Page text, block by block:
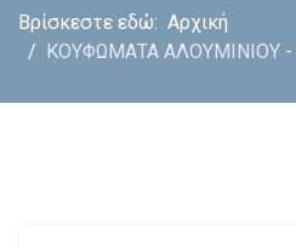
Βρίσκεστε εδώ: Αρχική
ΚΟΥΦΩΜΑΤΑ ΑΛΟΥΜΙΝΙΟΥ -